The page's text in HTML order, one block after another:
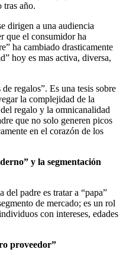
tras año.
dirigen a una audiencia
que el consumidor ha
ha cambiado drasticamente
hoy es mas activa, diversa,
regalos”. Es una tesis sobre
la complejidad de la
regalo y la omnicanalidad
que no solo generen picos
en el corazón de los
y la segmentación
padre es tratar a “papa”
de mercado; es un rol
con intereses, edades
proveedor”